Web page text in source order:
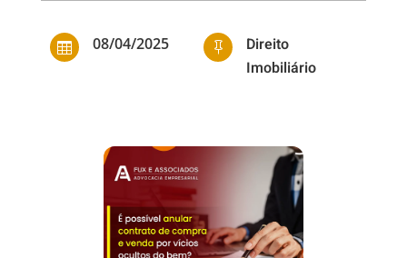
 08/04/2025 
Direito
Imobiliário